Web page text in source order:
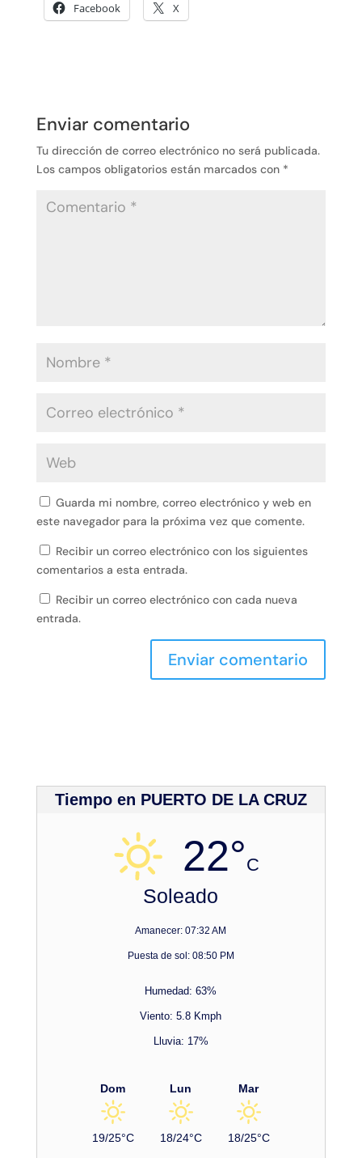
Facebook X
Enviar comentario
Tu dirección de correo electrónico no será publicada.
Los campos obligatorios están marcados con *
Guarda mi nombre, correo electrónico y web en
este navegador para la próxima vez que comente.
Recibir un correo electrónico con los siguientes
comentarios a esta entrada.
Recibir un correo electrónico con cada nueva
entrada.
Tiempo en PUERTO DE LA CRUZ
22°C
Soleado
Amanecer: 07:32 AM
Puesta de sol: 08:50 PM
Humedad: 63%
Viento: 5.8 Kmph
Lluvia: 17%
Dom
19/25°C
Lun
18/24°C
Mar
18/25°C